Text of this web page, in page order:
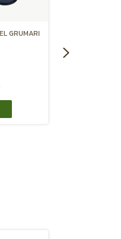
GRUMARI
ÓCULOS